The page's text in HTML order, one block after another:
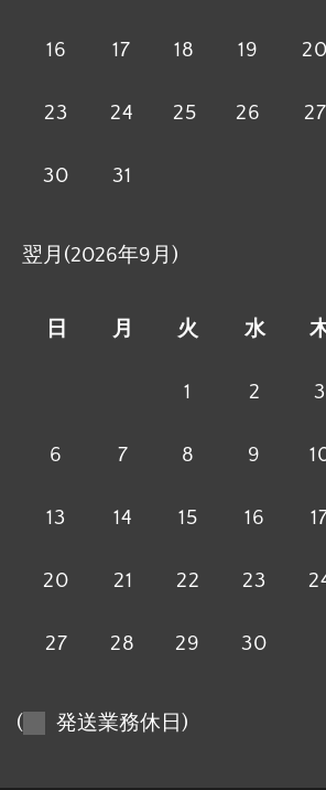
16 17 18 19 20
23 24 25 26 27
30 31
翌月(2026年9月)
日 月 火 水
1 2 3
6 7 8 9
13 14 15 16
20 21 22 23
27 28 29 30
( 発送業務休日)